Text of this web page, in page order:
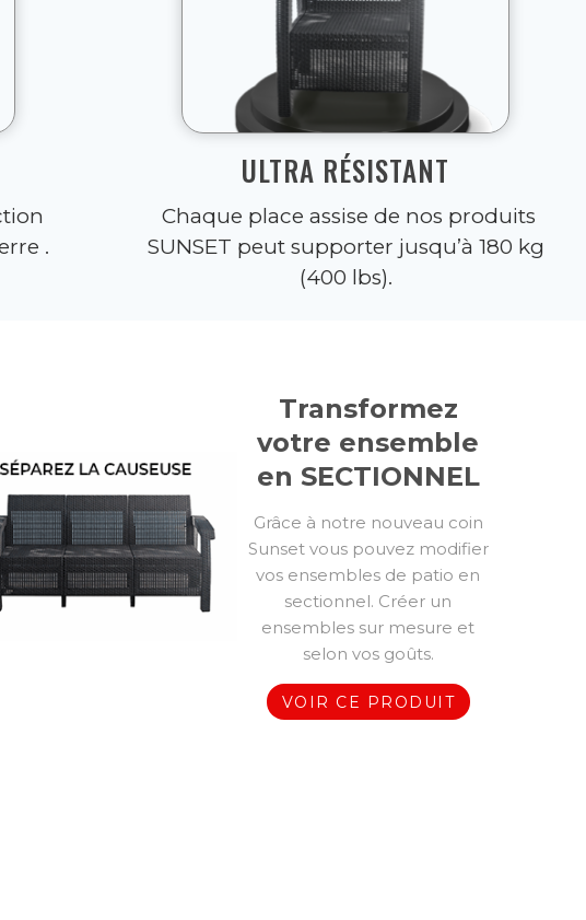
.
ULTRA RÉSISTANT
Chaque place assise de nos produits
SUNSET peut supporter jusqu’à 180 kg
(400 lbs).
Transformez
votre ensemble
en SECTIONNEL
Grâce à notre nouveau coin
Sunset vous pouvez modifier
vos ensembles de patio en
sectionnel. Créer un
ensembles sur mesure et
selon vos goûts.
VOIR CE PRODUIT